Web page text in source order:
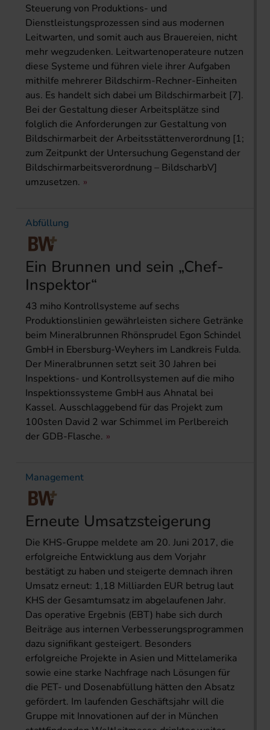
Steuerung von Produktions- und
Dienstleistungsprozessen sind aus modernen
Leitwarten, und somit auch aus Brauereien, nicht
mehr wegzudenken. Leitwartenoperateure nutzen
diese Systeme und führen viele ihrer Aufgaben
mithilfe mehrerer Bildschirm-Rechner-Einheiten
aus. Es handelt sich dabei um Bildschirmarbeit [7].
Bei der Gestaltung dieser Arbeitsplätze sind
folglich die Anforderungen zur Gestaltung von
Bildschirmarbeit der Arbeitsstättenverordnung [1;
zum Zeitpunkt der Untersuchung Gegenstand der
Bildschirm­arbeitsverordnung – BildscharbV]
umzusetzen.
Abfüllung
Ein Brunnen und sein „Chef-
Inspektor“
43 miho Kontrollsysteme auf sechs
Produktionslinien gewährleisten sichere Getränke
beim Mineralbrunnen Rhönsprudel Egon Schindel
GmbH in Ebersburg-Weyhers im Landkreis Fulda.
Der Mineralbrunnen setzt seit 30 Jahren bei
Inspektions- und Kontrollsystemen auf die miho
Inspektionssysteme GmbH aus Ahnatal bei
Kassel. Ausschlaggebend für das Projekt zum
100sten David 2 war Schimmel im Perlbereich
der GDB-Flasche.
Management
Erneute Umsatzsteigerung
Die KHS-Gruppe meldete am 20. Juni 2017, die
erfolgreiche Entwicklung aus dem Vorjahr
bestätigt zu haben und steigerte demnach ihren
Umsatz erneut: 1,18 Milliarden EUR betrug laut
KHS der Gesamtumsatz im abgelaufenen Jahr.
Das operative Ergebnis (EBT) habe sich durch
Beiträge aus internen Verbesserungsprogrammen
dazu signifikant gesteigert. Besonders
erfolgreiche Projekte in Asien und Mittelamerika
sowie eine starke Nachfrage nach Lösungen für
die PET- und Dosenabfüllung hätten den Absatz
gefördert. Im laufenden Geschäftsjahr will die
Gruppe mit Innovationen auf der in München